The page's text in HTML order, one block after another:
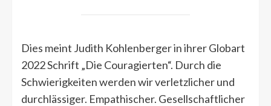
Dies meint Judith Kohlenberger in ihrer Globart
2022 Schrift „Die Couragierten“. Durch die
Schwierigkeiten werden wir verletzlicher und
durchlässiger. Empathischer. Gesellschaftlicher